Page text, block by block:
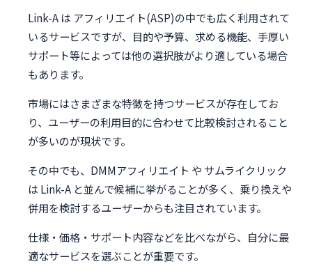
Link-A は アフィリエイト(ASP)の中でも広く利用されて
いるサービスですが、目的や予算、求める機能、手厚い
サポート等によっては他の選択肢がより適している場合
もあります。
市場にはさまざまな特徴を持つサービスが存在してお
り、ユーザーの利用目的に合わせて比較検討されること
が多いのが現状です。
その中でも、DMMアフィリエイト や サムライクリック
は Link-A と並んで候補に挙がることが多く、乗り換えや
併用を検討するユーザーからも注目されています。
仕様・価格・サポート内容などを比べながら、自分に最
適なサービスを選ぶことが重要です。